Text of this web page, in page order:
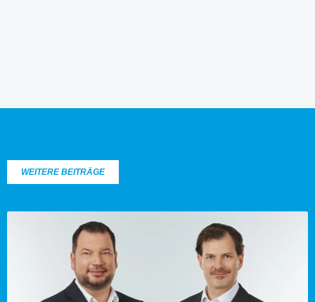
WEITERE BEITRÄGE